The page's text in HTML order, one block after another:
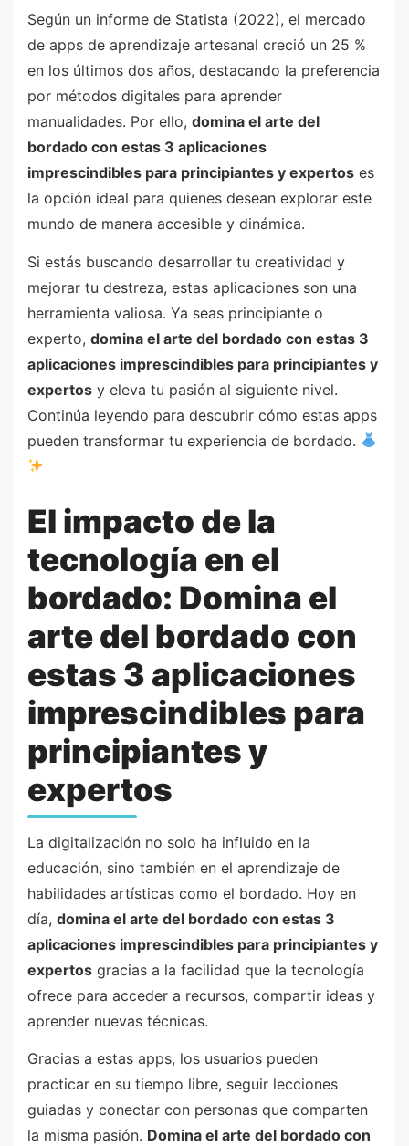
Según un informe de Statista (2022), el mercado
de apps de aprendizaje artesanal creció un 25 %
en los últimos dos años, destacando la preferencia
por métodos digitales para aprender
manualidades. Por ello, domina el arte del
bordado con estas 3 aplicaciones
imprescindibles para principiantes y expertos es
la opción ideal para quienes desean explorar este
mundo de manera accesible y dinámica.
Si estás buscando desarrollar tu creatividad y
mejorar tu destreza, estas aplicaciones son una
herramienta valiosa. Ya seas principiante o
experto, domina el arte del bordado con estas 3
aplicaciones imprescindibles para principiantes y
expertos y eleva tu pasión al siguiente nivel.
Continúa leyendo para descubrir cómo estas apps
pueden transformar tu experiencia de bordado.
El impacto de la
tecnología en el
bordado: Domina el
arte del bordado con
estas 3 aplicaciones
imprescindibles para
principiantes y
expertos
La digitalización no solo ha influido en la
educación, sino también en el aprendizaje de
habilidades artísticas como el bordado. Hoy en
día, domina el arte del bordado con estas 3
aplicaciones imprescindibles para principiantes y
expertos gracias a la facilidad que la tecnología
ofrece para acceder a recursos, compartir ideas y
aprender nuevas técnicas.
Gracias a estas apps, los usuarios pueden
practicar en su tiempo libre, seguir lecciones
guiadas y conectar con personas que comparten
la misma pasión. Domina el arte del bordado con